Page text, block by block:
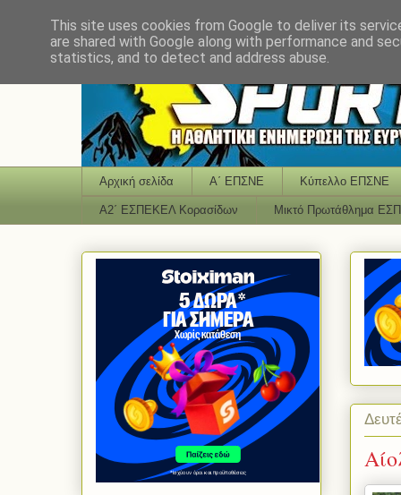
Αρχική σελίδα Α΄ ΕΠΣΝΕ Κύπελλο ΕΠΣΝΕ
Α2΄ ΕΣΠΕΚΕΛ Κορασίδων Μικτό Πρωτάθλημα
This site uses cookies from Google to deliver its
are shared with Google along with performance and
statistics, and to detect and address abuse.